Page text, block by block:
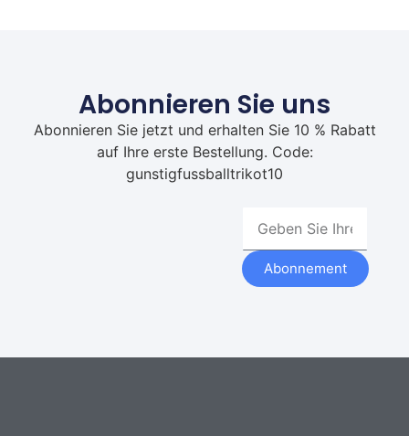
Abonnieren Sie uns
Abonnieren Sie jetzt und erhalten Sie 10 % Rabatt
auf Ihre erste Bestellung. Code:
gunstigfussballtrikot10
Abonnement